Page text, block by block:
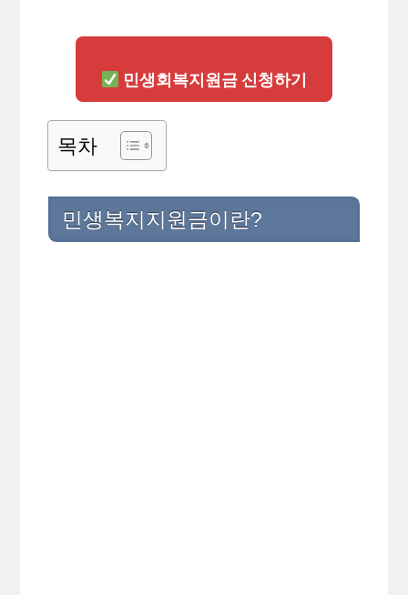
민생회복지원금 신청하기
목차
민생복지지원금이란?